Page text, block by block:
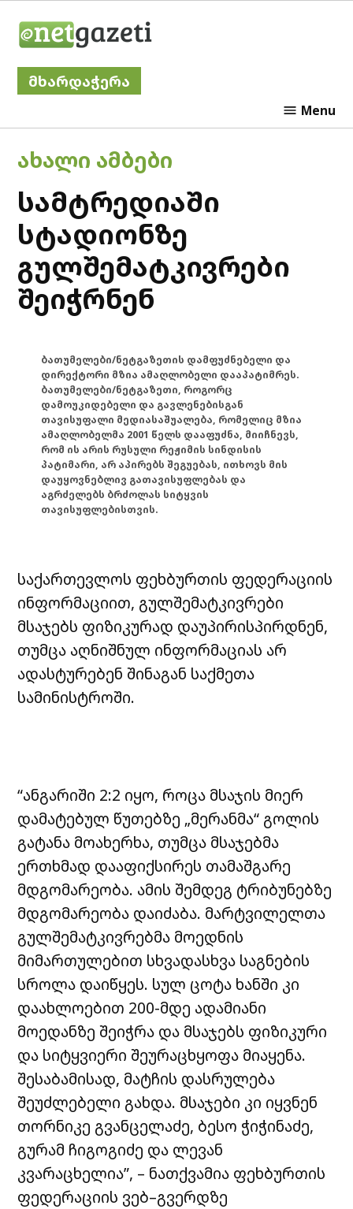
მხარდაჭერა
Menu
POSTED
IN
ᲐᲮᲐᲚᲘ ᲐᲛᲑᲔᲑᲘ
სამტრედიაში
სტადიონზე
გულშემატკივრები
შეიჭრნენ
ბათუმელები/ნეტგაზეთის დამფუძნებელი და
დირექტორი მზია ამაღლობელი დააპატიმრეს.
ბათუმელები/ნეტგაზეთი, როგორც
დამოუკიდებელი და გავლენებისგან
თავისუფალი მედიასაშუალება, რომელიც მზია
ამაღლობელმა 2001 წელს დააფუძნა, მიიჩნევს,
რომ ის არის რუსული რეჟიმის სინდისის
პატიმარი, არ აპირებს შეგუებას, ითხოვს მის
დაუყოვნებლივ გათავისუფლებას და
აგრძელებს ბრძოლას სიტყვის
თავისუფლებისთვის.
საქართევლოს ფეხბურთის ფედერაციის
ინფორმაციით, გულშემატკივრები
მსაჯებს ფიზიკურად დაუპირისპირდნენ,
თუმცა აღნიშნულ ინფორმაციას არ
ადასტურებენ შინაგან საქმეთა
სამინისტროში.
“ანგარიში 2:2 იყო, როცა მსაჯის მიერ
დამატებულ წუთებზე „მერანმა“ გოლის
გატანა მოახერხა, თუმცა მსაჯებმა
ერთხმად დააფიქსირეს თამაშგარე
მდგომარეობა. ამის შემდეგ ტრიბუნებზე
მდგომარეობა დაიძაბა. მარტვილელთა
გულშემატკივრებმა მოედნის
მიმართულებით სხვადასხვა საგნების
სროლა დაიწყეს. სულ ცოტა ხანში კი
დაახლოებით 200-მდე ადამიანი
მოედანზე შეიჭრა და მსაჯებს ფიზიკური
და სიტყვიერი შეურაცხყოფა მიაყენა.
შესაბამისად, მატჩის დასრულება
შეუძლებელი გახდა. მსაჯები კი იყვნენ
თორნიკე გვანცელაძე, ბესო ჭიჭინაძე,
გურამ ჩიგოგიძე და ლევან
კვარაცხელია”, – ნათქვამია ფეხბურთის
ფედერაციის ვებ–გვერდზე